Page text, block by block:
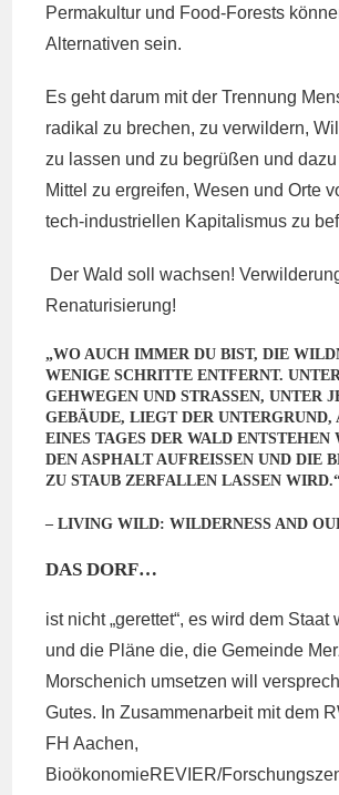
Permakultur und Food-Forests
Alternativen sein.
Es geht darum mit der Trennung
radikal zu brechen, zu verwildern,
zu lassen und zu begrüßen und
Mittel zu ergreifen, Wesen und Orte
tech-industriellen Kapitalismus zu
Der Wald soll wachsen!
Renaturisierung!
„WO AUCH IMMER DU BIST, DIE
WENIGE SCHRITTE ENTFERNT.
GEHWEGEN UND STRASSEN, UNTER
EBÄUDE, LIEGT DER UNTERGRUND,
INES TAGES DER WALD ENTSTEHEN
EN ASPHALT AUFREISSEN UND DIE
STAUB ZERFALLEN LASSEN WIRD.“
– LIVING WILD: WILDERNESS AND
DAS DORF…
ist nicht „gerettet“, es wird dem Staat
und die Pläne die, die Gemeinde
Morschenich umsetzen will
Gutes. In Zusammenarbeit mit dem
FH Aachen,
BioökonomieREVIER/